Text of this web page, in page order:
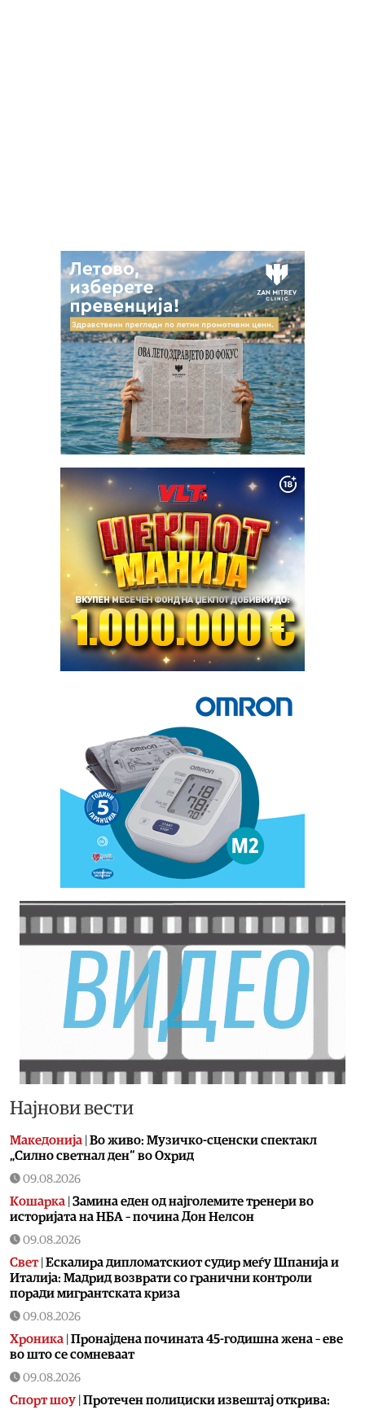
Најнови вести
Македонија Во живо: Музичко-сценски спектакл
„Силно светнал ден“ во Охрид
09.08.2026
Кошарка Замина еден од најголемите тренери во
историјата на НБА – почина Дон Нелсон
09.08.2026
Свет| Ескалира дипломатскиот судир меѓу Шпанија и
Италија: Мадрид возврати со гранични контроли
поради мигрантската криза
09.08.2026
Хроника Пронајдена почината 45-годишна жена – еве
во што се сомневаат
09.08.2026
Спорт шоу Протечен полициски извештај открива: